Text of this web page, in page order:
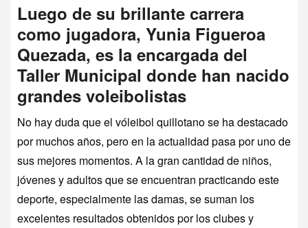
Luego de su brillante carrera
como jugadora, Yunia Figueroa
Quezada, es la encargada del
Taller Municipal donde han nacido
grandes voleibolistas
No hay duda que el vóleibol quillotano se ha destacado
por muchos años, pero en la actualidad pasa por uno de
sus mejores momentos. A la gran cantidad de niños,
jóvenes y adultos que se encuentran practicando este
deporte, especialmente las damas, se suman los
excelentes resultados obtenidos por los clubes y